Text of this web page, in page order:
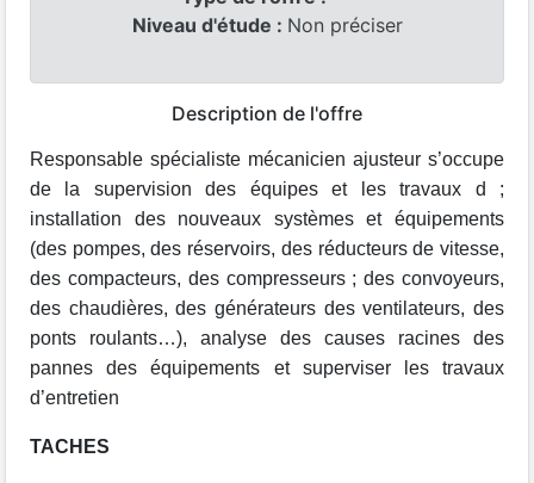
Niveau d'étude : Non préciser
Description de l'offre
Responsable spécialiste mécanicien ajusteur s’occupe
de la supervision des équipes et les travaux d ;
installation des nouveaux systèmes et équipements
(des pompes, des réservoirs, des réducteurs de vitesse,
des compacteurs, des compresseurs ; des convoyeurs,
des chaudières, des générateurs des ventilateurs, des
ponts roulants…), analyse des causes racines des
pannes des équipements et superviser les travaux
d’entretien
TACHES